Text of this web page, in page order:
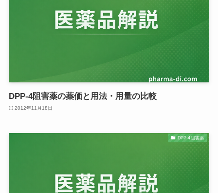
DPP-4阻害薬の薬価と用法・用量の比較
2012年11月18日
DPP-4阻害薬